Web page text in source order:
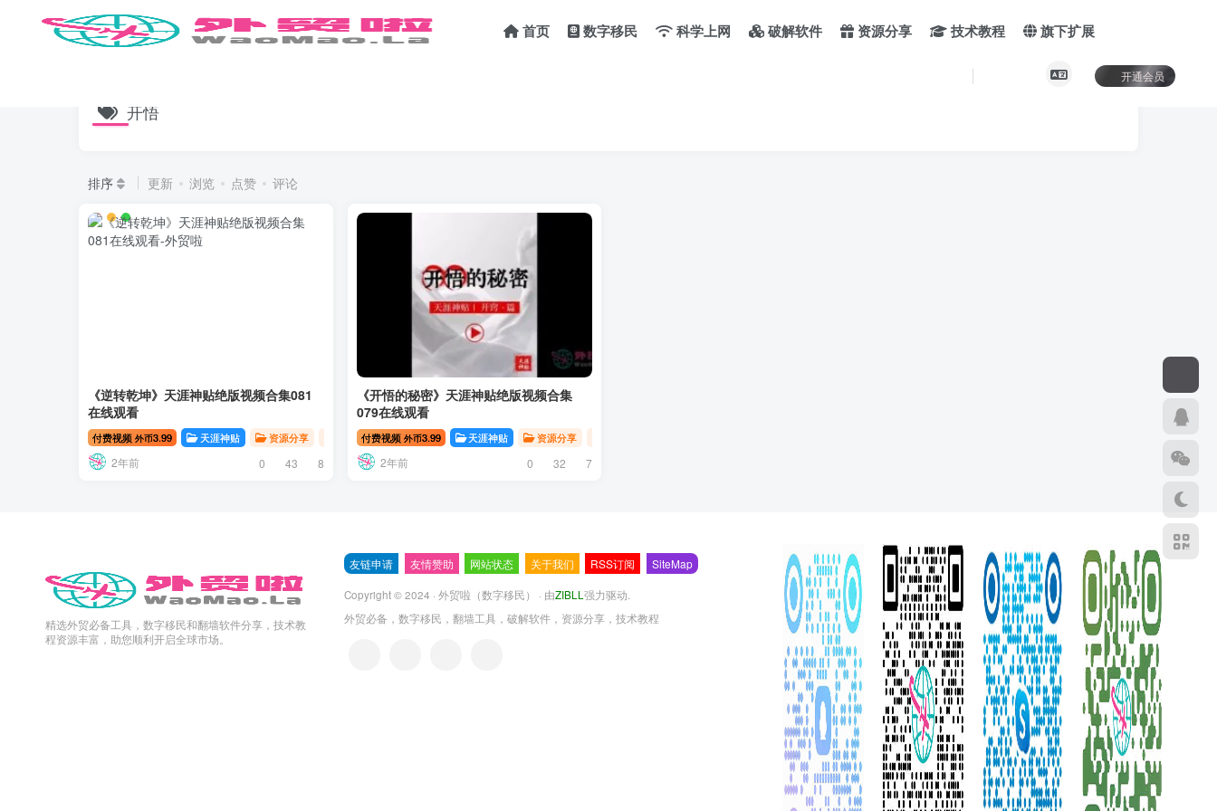
首页 数字移民 科学上网 破解软件 资源分享 技术教程 旗下扩展
开通会员
开悟
排序 更新 浏览 点赞 评论
《逆转乾坤》天涯神贴绝版视频合集081
在线观看
付费视频 外币3.99 天涯神贴 资源分享 天涯神贴 | 开窍篇 天涯神贴合集1000
2年前 0 43 8
《开悟的秘密》天涯神贴绝版视频合集
079在线观看
付费视频 外币3.99 天涯神贴 资源分享
2年前 0 32 7
精选外贸必备工具，数字移民和翻墙软件分享，技术教
程资源丰富，助您顺利开启全球市场。
友链申请 友情赞助 网站状态 关于我们 RSS订阅 SiteMap
Copyright © 2024 · 外贸啦（数字移民） · 由ZIBLL 强力驱动.
外贸必备，数字移民，翻墙工具，破解软件，资源分享，技术教程